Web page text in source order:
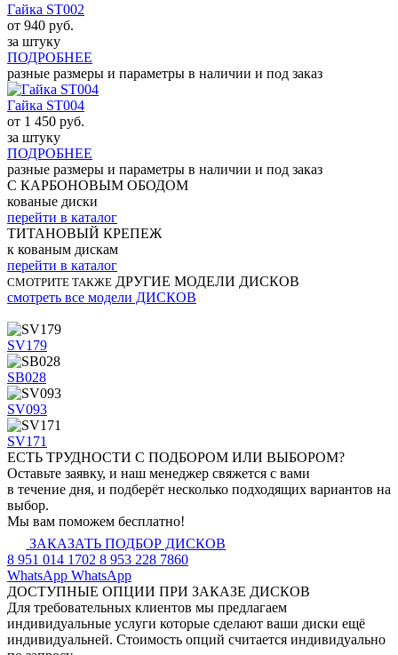
Гайка ST002
от 940 руб.
за штуку
ПОДРОБНЕЕ
разные размеры и параметры в наличии и под заказ
Гайка ST004
от 1 450 руб.
за штуку
ПОДРОБНЕЕ
разные размеры и параметры в наличии и под заказ
С КАРБОНОВЫМ ОБОДОМ
кованые диски
перейти в каталог
ТИТАНОВЫЙ КРЕПЕЖ
к кованым дискам
перейти в каталог
СМОТРИТЕ ТАКЖЕ ДРУГИЕ МОДЕЛИ ДИСКОВ
смотреть все модели ДИСКОВ
SV179
SB028
SV093
SV171
ЕСТЬ ТРУДНОСТИ С ПОДБОРОМ ИЛИ ВЫБОРОМ?
Оставьте заявку, и наш менеджер свяжется с вами
в течение дня, и подберёт несколько подходящих вариантов на
выбор.
Мы вам поможем бесплатно!
ЗАКАЗАТЬ ПОДБОР ДИСКОВ
8 951 014 1702 8 953 228 7860
WhatsApp WhatsApp
ДОСТУПНЫЕ ОПЦИИ ПРИ ЗАКАЗЕ ДИСКОВ
Для требовательных клиентов мы предлагаем
индивидуальные услуги которые сделают ваши диски ещё
индивидуальней. Стоимость опций считается индивидуально